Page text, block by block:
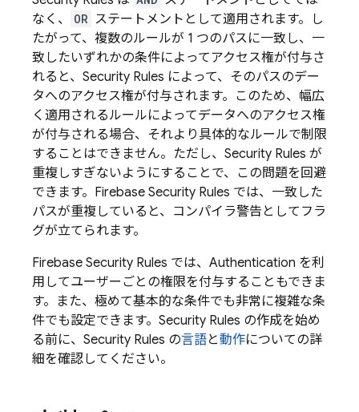
なく、
OR ステートメントとして適用されます。し
たがって、複数のルールが 1 つのパスに一致し、一
致したいずれかの条件によってアクセス権が付与さ
れると、 Security Rules によって、そのパスのデー
タへのアクセス権が付与されます。このため、幅広
く適用されるルールによってデータへのアクセス権
が付与される場合、それより具体的なルールで制限
することはできません。ただし、 Security Rules が
重複しすぎないようにすることで、この問題を回避
できます。 Firebase Security Rules では、一致した
パスが重複していると、コンパイラ警告としてフラ
グが立てられます。
Firebase Security Rules では、 Authentication を利
用してユーザーごとの権限を付与することもできま
す。また、極めて基本的な条件でも非常に複雑な条
件でも設定できます。 Security Rules の作成を始め
る前に、 Security Rules の言語と動作についての詳
細を確認してください。